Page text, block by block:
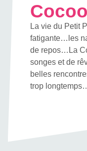
La vie du Petit
fatigante…les
de repos…La
songes et de
belles
trop